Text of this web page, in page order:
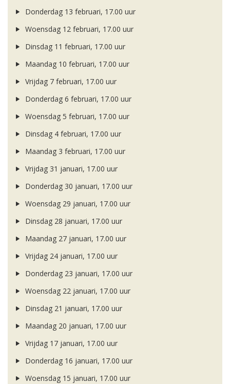
Donderdag 13 februari, 17.00 uur
Woensdag 12 februari, 17.00 uur
Dinsdag 11 februari, 17.00 uur
Maandag 10 februari, 17.00 uur
Vrijdag 7 februari, 17.00 uur
Donderdag 6 februari, 17.00 uur
Woensdag 5 februari, 17.00 uur
Dinsdag 4 februari, 17.00 uur
Maandag 3 februari, 17.00 uur
Vrijdag 31 januari, 17.00 uur
Donderdag 30 januari, 17.00 uur
Woensdag 29 januari, 17.00 uur
Dinsdag 28 januari, 17.00 uur
Maandag 27 januari, 17.00 uur
Vrijdag 24 januari, 17.00 uur
Donderdag 23 januari, 17.00 uur
Woensdag 22 januari, 17.00 uur
Dinsdag 21 januari, 17.00 uur
Maandag 20 januari, 17.00 uur
Vrijdag 17 januari, 17.00 uur
Donderdag 16 januari, 17.00 uur
Woensdag 15 januari, 17.00 uur